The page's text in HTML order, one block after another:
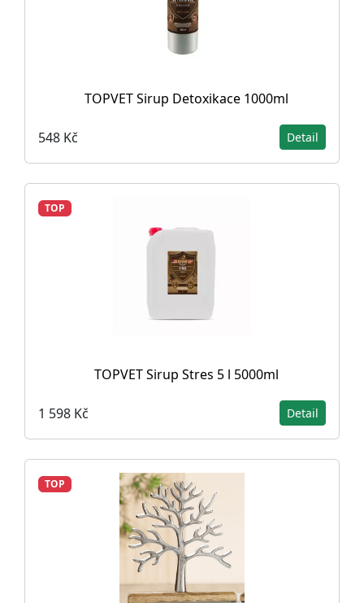
TOPVET Sirup Detoxikace 1000ml
548 Kč Detail
TOP
TOPVET Sirup Stres 5 l 5000ml
1 598 Kč Detail
TOP